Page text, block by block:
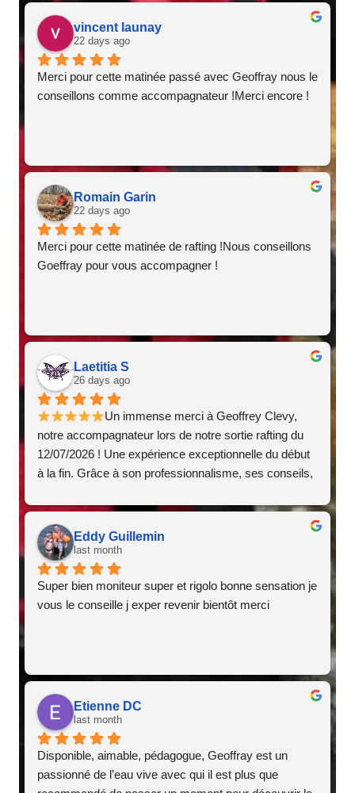
vincent launay
22 days ago
Merci pour cette matinée passé avec Geoffray nous le
conseillons comme accompagnateur !Merci encore !
Romain Garin
22 days ago
Merci pour cette matinée de rafting !Nous conseillons
Goeffray pour vous accompagner !
Laetitia S
26 days ago
Un immense merci à Geoffrey Clevy,
notre accompagnateur lors de notre sortie rafting du
12/07/2026 ! Une expérience exceptionnelle du début
à la fin. Grâce à son professionnalisme, ses conseils,
un moment inoubliable en toute sécurité.Geoffrey est
une personne très gentille, passionnée et toujours à
l'écoute. Il a su mettre tout le monde à l'aise et rendre
cette aventure encore plus agréable avec ses blagues
et son énergie communicative.Nous recommandons
cette expérience les yeux fermés. Merci encore pour
Eddy Guillemin
last month
Super bien moniteur super et rigolo bonne sensation je
vous le conseille j exper revenir bientôt merci
Etienne DC
last month
Disponible, aimable, pédagogue, Geoffray est un
passionné de l’eau vive avec qui il est plus que